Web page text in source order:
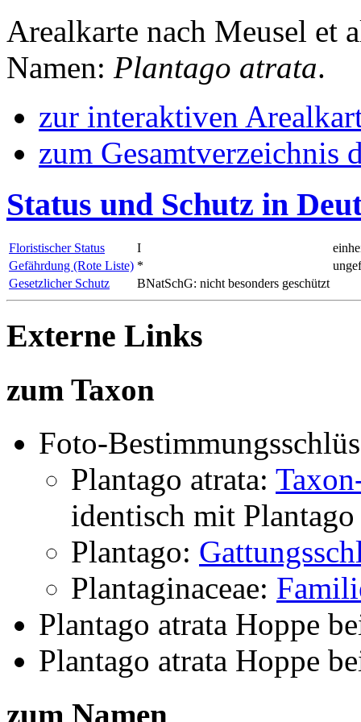
Arealkarte nach Meusel et
Namen: Plantago atrata.
zur interaktiven
zum Gesamtverzeichnis
Status und Schutz in
Floristischer Status I
Gefährdung (Rote Liste) *
Gesetzlicher Schutz
BNatSchG: nicht besonders geschützt
Externe Links
zum Taxon
Foto-
Plantago atrata:
identisch mit
Plantago:
Plantaginaceae:
Plantago atrata Hoppe
Plantago atrata Hoppe
zum Namen